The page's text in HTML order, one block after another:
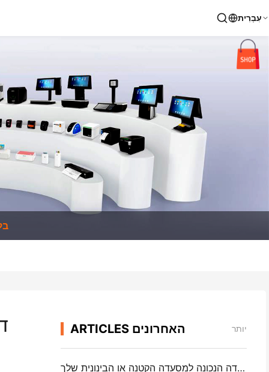
עִבְרִית
ARTICLES האחרונים יותר
כיצד לבחור את תוכנת המסעדה הנכונה למסעדה הקטנה או הבינונית שלך